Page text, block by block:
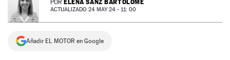
NEWSLETTER
SÍGUENOS
POR ELENA SANZ BARTOLOMÉ
ACTUALIZADO 24 MAY 24 - 11: 00
Añadir EL MOTOR en Google